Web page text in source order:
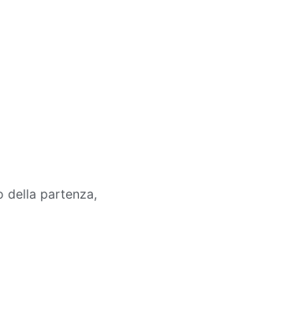
della partenza,